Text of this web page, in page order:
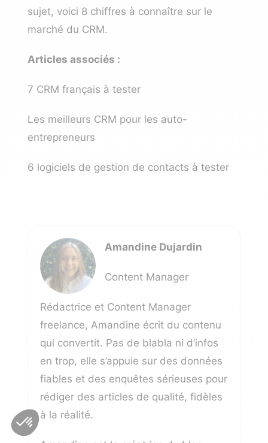
sujet, voici 8 chiffres à connaître sur le
marché du CRM.
Articles associés :
7 CRM français à tester
Les meilleurs CRM pour les auto-
entrepreneurs
6 logiciels de gestion de contacts à tester
Amandine Dujardin
Content Manager
Rédactrice et Content Manager
freelance, Amandine écrit du contenu
qui convertit. Pas de blabla ni d’infos
en trop, elle s’appuie sur des données
fiables et des enquêtes sérieuses pour
rédiger des articles de qualité, fidèles
à la réalité.